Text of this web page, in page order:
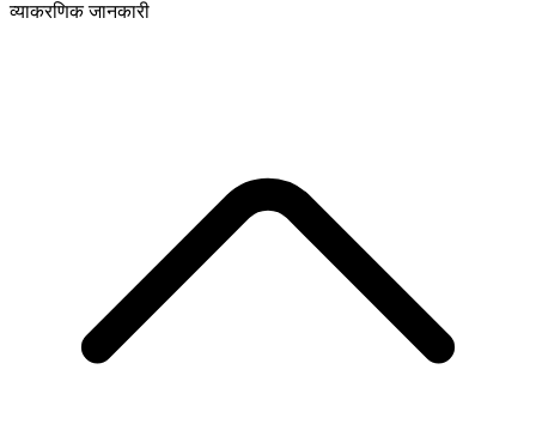
व्याकरणिक जानकारी